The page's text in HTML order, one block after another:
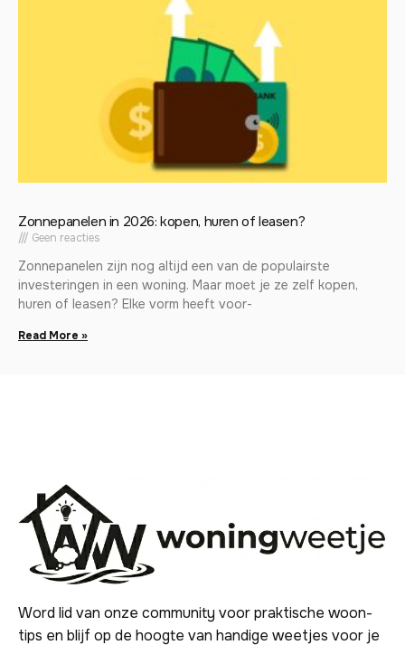
Zonnepanelen in 2026: kopen, huren of leasen?
Geen reacties
Zonnepanelen zijn nog altijd een van de populairste
investeringen in een woning. Maar moet je ze zelf kopen,
huren of leasen? Elke vorm heeft voor-
Read More »
Word lid van onze community voor praktische woon-
tips en blijf op de hoogte van handige weetjes voor je